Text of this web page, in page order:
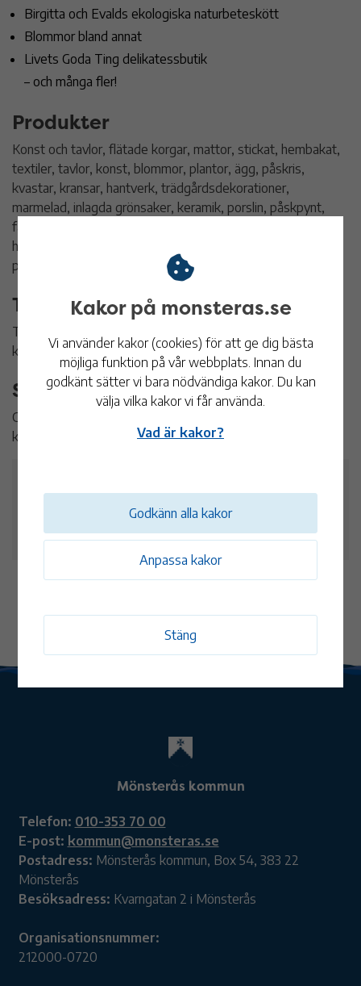
Birgitta och Evalds ekologiska naturbeteskött
Blommor bland annat
Livets Goda Ting delikatessbutik
– och många fler!
Produkter
Konst och tavlor, flätade korgar, mattor, stickat, hembakat,
textiler, tavlor, konst, blommor, plantor, ägg, påskris,
kvastar, kransar, hantverk, trädgårdsdekorationer,
marmelad, inlagda grönsaker, keramik, porslin, påskpynt,
fågelholkar, kött och korv, virkade gosedjur,
hudvårdsprodukter, dörrstoppar, vetekuddar,
påskdekorationer, ost, presenter.
Titta på djuren
Titta och hälsa på gårdens djur. Om du har tur kan du få
klappa ponnyn Lilly.
Servering
Granelunds Allehanda säljer och serverar ostkaka, våfflo och
kaffe samt korv med bröd.
Datum och tid
16 mar 11:00 - 15:00
Mönsterås kommun
Telefon: 010-353 70 00
E-post: kommun@monsteras.se
Postadress: Mönsterås kommun, Box 54, 383 22
Mönsterås
Besöksadress: Kvarngatan 2 i Mönsterås
Organisationsnummer:
212000-0720
Kakor på monsteras.se
Vi använder kakor (cookies) för att ge dig bästa
möjliga funktion på vår webbplats. Innan du
godkänt sätter vi bara nödvändiga kakor. Du kan
välja vilka kakor vi får använda.
Vad är kakor?
Anpassa kakor
Stäng
Godkänn alla kakor